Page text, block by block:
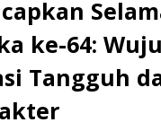
ke-64:
Tangguh